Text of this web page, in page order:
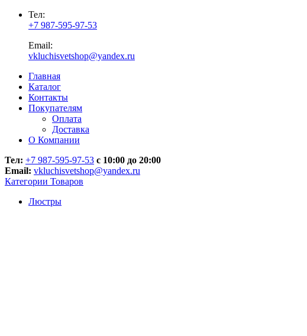
Тел:
+7 987-595-97-53
Email:
vkluchisvetshop@yandex.ru
Главная
Каталог
Контакты
Покупателям
Оплата
Доставка
О Компании
Тел: +7 987-595-97-53 с 10:00 до 20:00
Email: vkluchisvetshop@yandex.ru
Категории Товаров
Люстры